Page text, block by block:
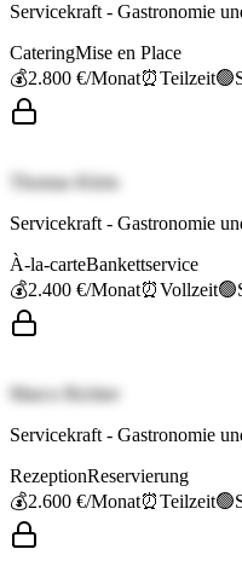
Servicekraft - Gastronomie
CateringMise en Place
💰2.800 €/Monat⏰Teilzeit🟢
Thomas Klein
Servicekraft - Gastronomie
À-la-carteBankettservice
💰2.400 €/Monat⏰Vollzeit🟢
Marco Richter
Servicekraft - Gastronomie
RezeptionReservierung
💰2.600 €/Monat⏰Teilzeit🟢